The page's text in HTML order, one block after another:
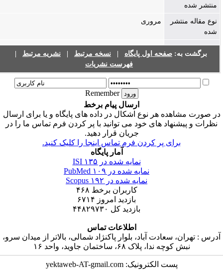
منتشر شده
نوع مقاله منتشر
شده
مروری
برگشت به:صفحه اول پایگاه| نسخه مرتبط| نشریه مرتبط|
فهرست نشریات
Remember
ارسال پیام برخط
صورت مشاهده هر نوع اشکال در داده های پایگاه و یا برای ارسال
نظرات و پیشنهاد های خود می توانید با پر کردن فرم تماس ما را در
جریان قرار دهید.
برای پر کردن فرم تماس اینجا را کلیک کنید.
آمار پایگاه
نمایه شده در ISI۱۳۵
نمایه شده در PubMed۱۰۹
نمایه شده در Scopus۱۹۲
کاربران برخط۴۶۸
بازدید امروز۶۷۱۴
بازدید کل ۴۴۸۲۹۷۳۰
اطلاعات تماس
: تهران، سعادت آباد، بلوار پاکنژاد شمالی، بالاتر از میدان سرو،
نبش کوچه ندا، پلاک ۶۸، ساختمان جاوید، واحد ۱۶
پست الکترونیک: yektaweb-AT-gmail.com